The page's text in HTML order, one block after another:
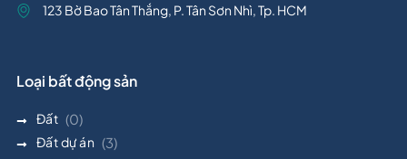
123 Bờ Bao Tân Thắng, P. Tân Sơn Nhì, Tp. HCM
Loại bất động sản
Đất (0)
Đất dự án (3)